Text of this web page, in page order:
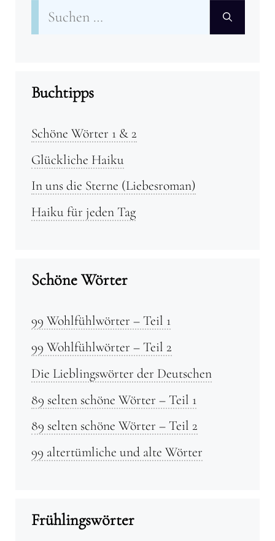
Suchen
nach:
Buchtipps
Schöne Wörter 1 & 2
Glückliche Haiku
In uns die Sterne (Liebesroman)
Haiku für jeden Tag
Schöne Wörter
99 Wohlfühlwörter – Teil 1
99 Wohlfühlwörter – Teil 2
Die Lieblingswörter der Deutschen
89 selten schöne Wörter – Teil 1
89 selten schöne Wörter – Teil 2
99 altertümliche und alte Wörter
Frühlingswörter